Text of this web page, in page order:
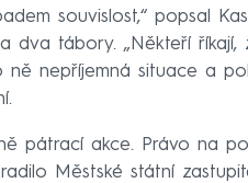
souvislost,“ popsal
dva tábory. „Někteří říkají,
nepříjemná situace a
pátrací akce. Právo na
Městské státní